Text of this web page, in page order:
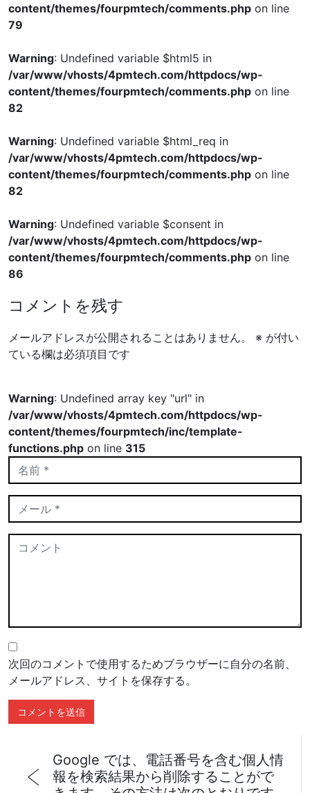
content/themes/fourpmtech/comments.php on line
79
Warning: Undefined variable $html5 in
/var/www/vhosts/4pmtech.com/httpdocs/wp-
content/themes/fourpmtech/comments.php on line
82
Warning: Undefined variable $html_req in
/var/www/vhosts/4pmtech.com/httpdocs/wp-
content/themes/fourpmtech/comments.php on line
82
Warning: Undefined variable $consent in
/var/www/vhosts/4pmtech.com/httpdocs/wp-
content/themes/fourpmtech/comments.php on line
86
コメントを残す
メールアドレスが公開されることはありません。 ※ が付い
ている欄は必須項目です
Warning: Undefined array key "url" in
/var/www/vhosts/4pmtech.com/httpdocs/wp-
content/themes/fourpmtech/inc/template-
functions.php on line 315
次回のコメントで使用するためブラウザーに自分の名前、
メールアドレス、サイトを保存する。
Google では、電話番号を含む個人情
報を検索結果から削除することがで